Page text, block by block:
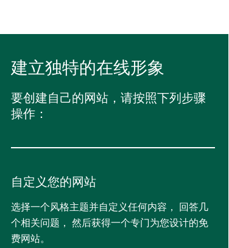
建立独特的在线形象
要创建自己的网站，请按照下列步骤
操作：
自定义您的网站
选择一个风格主题并自定义任何内容， 回答几
个相关问题， 然后获得一个专门为您设计的免
费网站。